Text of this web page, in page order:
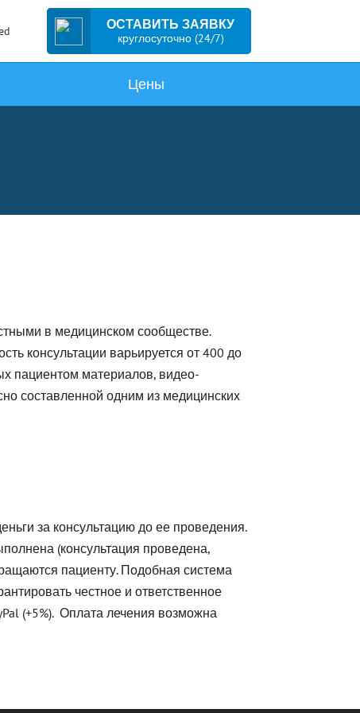
ОСТАВИТЬ ЗАЯВКУ
круглосуточно (24/7)
Цены
в медицинском сообществе.
консультации варьируется от 400 до
пациентом материалов, видео-
составленной одним из медицинских
за консультацию до ее проведения.
(консультация проведена,
пациенту. Подобная система
честное и ответственное
(+5%). Оплата лечения возможна